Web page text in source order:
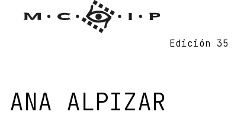
Edición 35
ANA ALPIZAR